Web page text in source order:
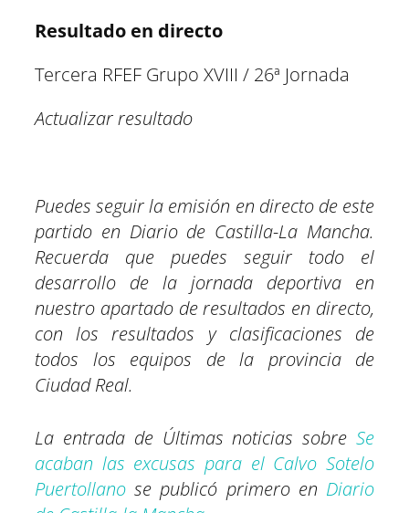
Resultado en directo
Tercera RFEF Grupo XVIII / 26ª Jornada
Actualizar resultado
Puedes seguir la emisión en directo de este
partido en Diario de Castilla-La Mancha.
Recuerda que puedes seguir todo el
desarrollo de la jornada deportiva en
nuestro apartado de resultados en directo,
con los resultados y clasificaciones de
todos los equipos de la provincia de
Ciudad Real.
La entrada de Últimas noticias sobre Se
acaban las excusas para el Calvo Sotelo
Puertollano se publicó primero en Diario